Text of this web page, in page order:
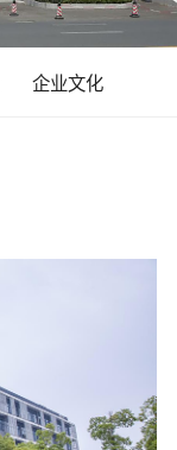
企业文化